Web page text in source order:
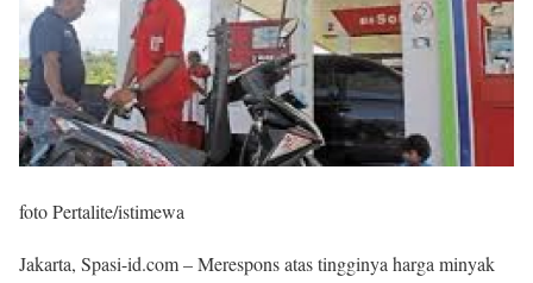
foto Pertalite/istimewa
Jakarta, Spasi-id.com – Merespons atas tingginya harga minyak